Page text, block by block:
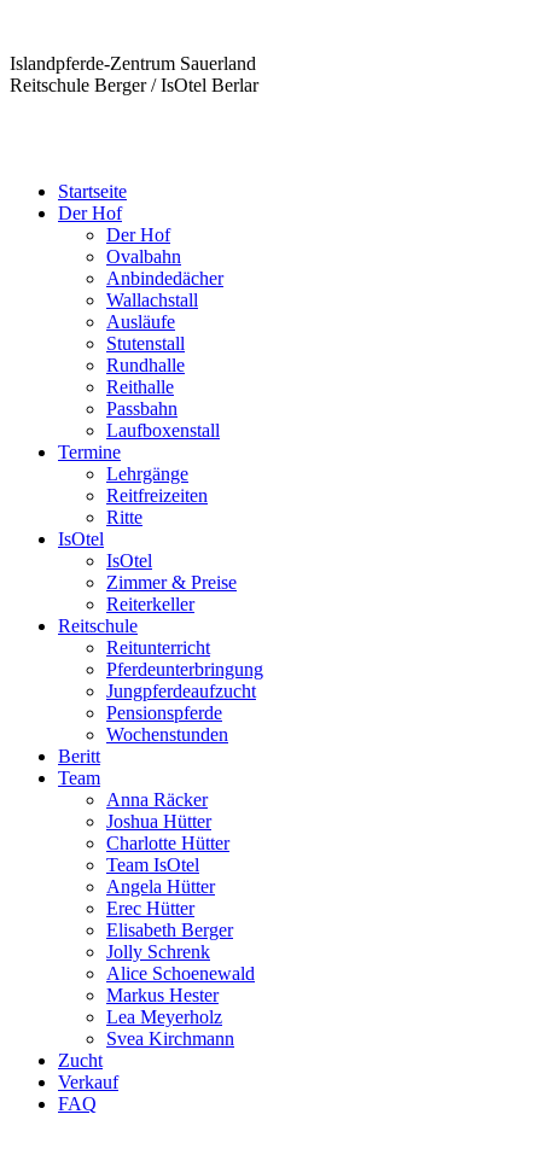
Islandpferde-Zentrum Sauerland
Reitschule Berger / IsOtel Berlar
Startseite
Der Hof
Der Hof
Ovalbahn
Anbindedächer
Wallachstall
Ausläufe
Stutenstall
Rundhalle
Reithalle
Passbahn
Laufboxenstall
Termine
Lehrgänge
Reitfreizeiten
Ritte
IsOtel
IsOtel
Zimmer & Preise
Reiterkeller
Reitschule
Reitunterricht
Pferdeunterbringung
Jungpferdeaufzucht
Pensionspferde
Wochenstunden
Beritt
Team
Anna Räcker
Joshua Hütter
Charlotte Hütter
Team IsOtel
Angela Hütter
Erec Hütter
Elisabeth Berger
Jolly Schrenk
Alice Schoenewald
Markus Hester
Lea Meyerholz
Svea Kirchmann
Zucht
Verkauf
FAQ